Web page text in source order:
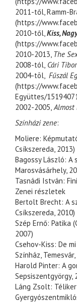
2011-től, Ramm-
(https://
2010-től,Kiss,
(https://
2010-2013, The
2008-tól, Cári
2004-tõl, Fűszál
(https://
Együttes/
2002-2005,Almost
Színházi zene:
Moliere:
Csíkszereda, 2013)
Bagossy László:
Marosvásárhely,
Tasnádi István:
Zenei részletek
Bertolt Brecht: A
Csíkszereda, 2010)
Szép Ernő: Patika
2007)
Csehov-Kiss: De
Színház,
Harold Pinter: A
Sepsiszentgyörgy,
Láng Zsolt: